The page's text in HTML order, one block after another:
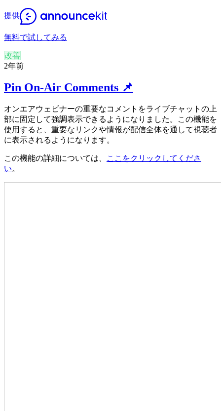
提供
無料で試してみる
改善
2年前
Pin On-Air Comments 📌
オンエアウェビナーの重要なコメントをライブチャットの上
部に固定して強調表示できるようになりました。この機能を
使用すると、重要なリンクや情報が配信全体を通して視聴者
に表示されるようになります。
この機能の詳細については、
ここをクリックしてくださ
い。